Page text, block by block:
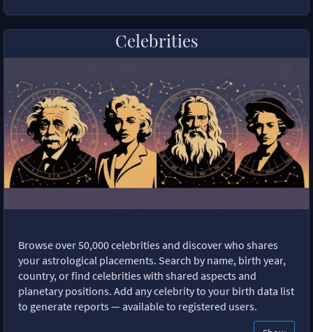
Celebrities
Browse over 50,000 celebrities and discover who shares
your astrological placements. Search by name, birth year,
country, or find celebrities with shared aspects and
planetary positions. Add any celebrity to your birth data list
to generate reports — available to registered users.